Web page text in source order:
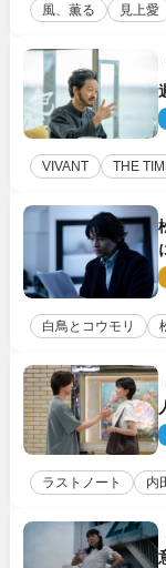
風、薫る 見上愛
VIVANT THE
白鳥とコウモリ
ラストノート 内